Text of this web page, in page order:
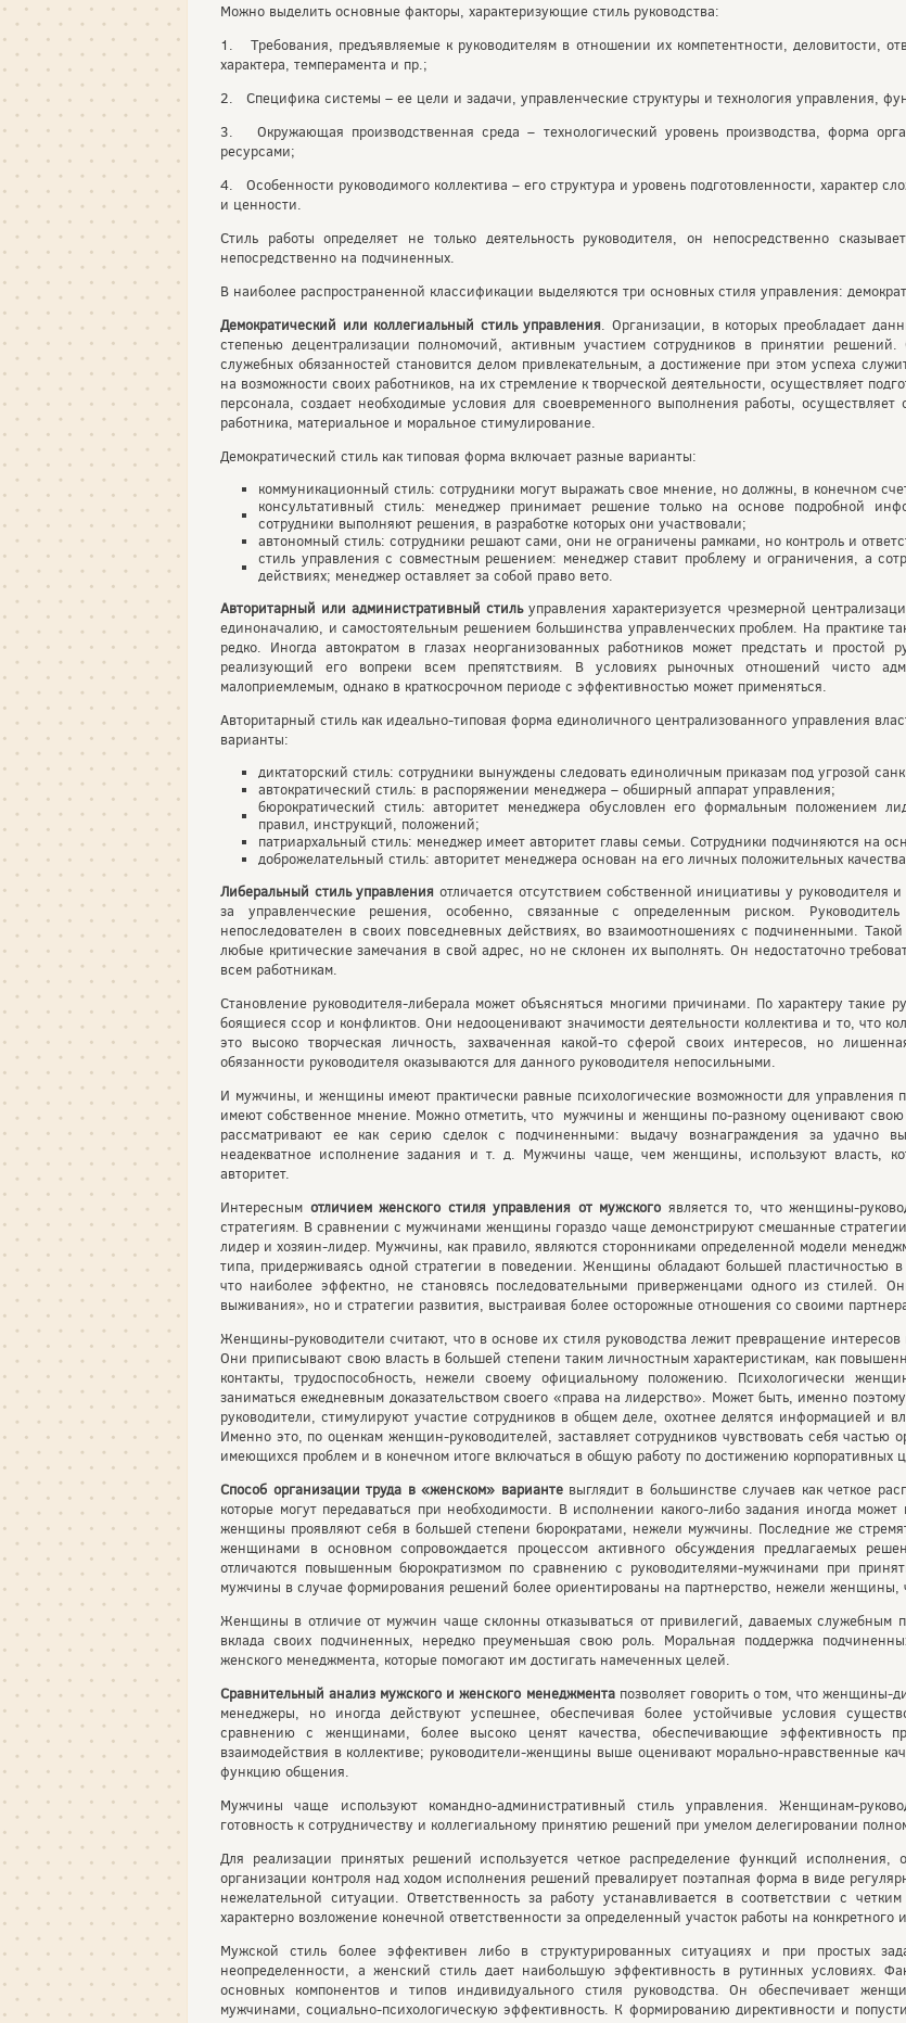
Можно выделить основные факторы, характеризующие стиль руководства:
1. Требования, предъявляемые к руководителям в отношении их компетентности, деловитости,
характера, темперамента и пр.;
2. Специфика системы – ее цели и задачи, управленческие структуры и технология управления,
3. Окружающая производственная среда – технологический уровень производства, форма
ресурсами;
4. Особенности руководимого коллектива – его структура и уровень подготовленности, характер
и ценности.
Стиль работы определяет не только деятельность руководителя, он непосредственно
непосредственно на подчиненных.
В наиболее распространенной классификации выделяются три основных стиля управления:
Демократический или коллегиальный стиль управления. Организации, в которых преобладает
степенью децентрализации полномочий, активным участием сотрудников в принятии
служебных обязанностей становится делом привлекательным, а достижение при этом успеха
на возможности своих работников, на их стремление к творческой деятельности, осуществляет
персонала, создает необходимые условия для своевременного выполнения работы, осуществляет
работника, материальное и моральное стимулирование.
Демократический стиль как типовая форма включает разные варианты:
коммуникационный стиль: сотрудники могут выражать свое мнение, но должны, в конечном
консультативный стиль: менеджер принимает решение только на основе подробной
сотрудники выполняют решения, в разработке которых они участвовали;
автономный стиль: сотрудники решают сами, они не ограничены рамками, но контроль и
стиль управления с совместным решением: менеджер ставит проблему и ограничения, а
действиях; менеджер оставляет за собой право вето.
Авторитарный или административный стильуправления характеризуется чрезмерной
единоначалию, и самостоятельным решением большинства управленческих проблем. На практике
редко. Иногда автократом в глазах неорганизованных работников может предстать и простой
реализующий его вопреки всем препятствиям. В условиях рыночных отношений чисто
малоприемлемым, однако в краткосрочном периоде с эффективностью может применяться.
Авторитарный стиль как идеально-типовая форма единоличного централизованного управления
варианты:
диктаторский стиль: сотрудники вынуждены следовать единоличным приказам под угрозой
автократический стиль: в распоряжении менеджера – обширный аппарат управления;
бюрократический стиль: авторитет менеджера обусловлен его формальным положением
правил, инструкций, положений;
патриархальный стиль: менеджер имеет авторитет главы семьи. Сотрудники подчиняются на
доброжелательный стиль: авторитет менеджера основан на его личных положительных
Либеральный стиль управления отличается отсутствием собственной инициативы у руководителя
за управленческие решения, особенно, связанные с определенным риском.
непоследователен в своих повседневных действиях, во взаимоотношениях с подчиненными.
любые критические замечания в свой адрес, но не склонен их выполнять. Он недостаточно
всем работникам.
Становление руководителя-либерала может объясняться многими причинами. По характеру такие
боящиеся ссор и конфликтов. Они недооценивают значимости деятельности коллектива и то, что
это высоко творческая личность, захваченная какой-то сферой своих интересов, но
обязанности руководителя оказываются для данного руководителя непосильными.
И мужчины, и женщины имеют практически равные психологические возможности для управления
имеют собственное мнение. Можно отметить, что мужчины и женщины по-разному оценивают свою
рассматривают ее как серию сделок с подчиненными: выдачу вознаграждения за удачно
неадекватное исполнение задания и т. д. Мужчины чаще, чем женщины, используют власть,
авторитет.
Интересным отличием женского стиля управления от мужского является то, что женщины-
стратегиям. В сравнении с мужчинами женщины гораздо чаще демонстрируют смешанные
лидер и хозяин-лидер. Мужчины, как правило, являются сторонниками определенной модели
типа, придерживаясь одной стратегии в поведении. Женщины обладают большей пластичностью
что наиболее эффектно, не становясь последовательными приверженцами одного из стилей.
выживания», но и стратегии развития, выстраивая более осторожные отношения со своими
Женщины-руководители считают, что в основе их стиля руководства лежит превращение
Они приписывают свою власть в большей степени таким личностным характеристикам, как
контакты, трудоспособность, нежели своему официальному положению. Психологически
заниматься ежедневным доказательством своего «права на лидерство». Может быть, именно
руководители, стимулируют участие сотрудников в общем деле, охотнее делятся информацией и
Именно это, по оценкам женщин-руководителей, заставляет сотрудников чувствовать себя частью
имеющихся проблем и в конечном итоге включаться в общую работу по достижению корпоративных
Способ организации труда в «женском» вариантевыглядит в большинстве случаев как четкое
которые могут передаваться при необходимости. В исполнении какого-либо задания иногда
женщины проявляют себя в большей степени бюрократами, нежели мужчины. Последние же
женщинами в основном сопровождается процессом активного обсуждения предлагаемых
отличаются повышенным бюрократизмом по сравнению с руководителями-мужчинами при
мужчины в случае формирования решений более ориентированы на партнерство, нежели женщины,
Женщины в отличие от мужчин чаще склонны отказываться от привилегий, даваемых служебным
вклада своих подчиненных, нередко преуменьшая свою роль. Моральная поддержка
женского менеджмента, которые помогают им достигать намеченных целей.
Сравнительный анализ мужского и женского менеджментапозволяет говорить о том, что женщины-
менеджеры, но иногда действуют успешнее, обеспечивая более устойчивые условия
сравнению с женщинами, более высоко ценят качества, обеспечивающие эффективность
взаимодействия в коллективе; руководители-женщины выше оценивают морально-нравственные
функцию общения.
Мужчины чаще используют командно-административный стиль управления. Женщинам-
готовность к сотрудничеству и коллегиальному принятию решений при умелом делегировании
Для реализации принятых решений используется четкое распределение функций
организации контроля над ходом исполнения решений превалирует поэтапная форма в виде
нежелательной ситуации. Ответственность за работу устанавливается в соответствии с
характерно возложение конечной ответственности за определенный участок работы на конкретного
Мужской стиль более эффективен либо в структурированных ситуациях и при простых
неопределенности, а женский стиль дает наибольшую эффективность в рутинных условиях.
основных компонентов и типов индивидуального стиля руководства. Он обеспечивает
мужчинами, социально-психологическую эффективность. К формированию директивности и